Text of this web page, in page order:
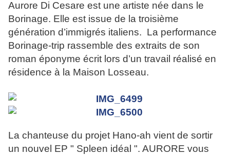
Aurore Di Cesare est une artiste née dans le
Borinage. Elle est issue de la troisième
génération d’immigrés italiens. La performance
Borinage-trip rassemble des extraits de son
roman éponyme écrit lors d’un travail réalisé en
résidence à la Maison Losseau.
La chanteuse du projet Hano-ah vient de sortir
un nouvel EP " Spleen idéal ". AURORE vous